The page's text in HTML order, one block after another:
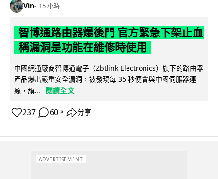
Vin 15 小時
智博通路由器爆後門 官方緊急下架止血
稱漏洞是功能在維修時使用
中國網通廠商智博通電子（Zbtlink Electronics）旗下的路由器
產品爆出嚴重安全漏洞，被發現每 35 秒便會與中國伺服器連
線，旗...
閱讀全文
237 60 ↗ 分享
ADVERTISEMENT